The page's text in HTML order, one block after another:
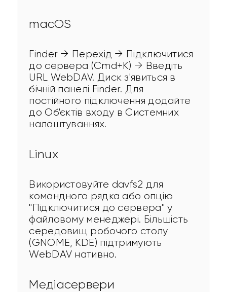
macOS
Finder → Перехід → Підключитися
до сервера (Cmd+K) → Введіть
URL WebDAV. Диск з'явиться в
бічній панелі Finder. Для
постійного підключення додайте
до Об'єктів входу в Системних
налаштуваннях.
Linux
Використовуйте davfs2 для
командного рядка або опцію
"Підключитися до сервера" у
файловому менеджері. Більшість
середовищ робочого столу
(GNOME, KDE) підтримують
WebDAV нативно.
Медіасервери